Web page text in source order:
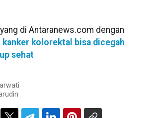
di Antaranews.com dengan
kolorektal bisa dicegah
sehat